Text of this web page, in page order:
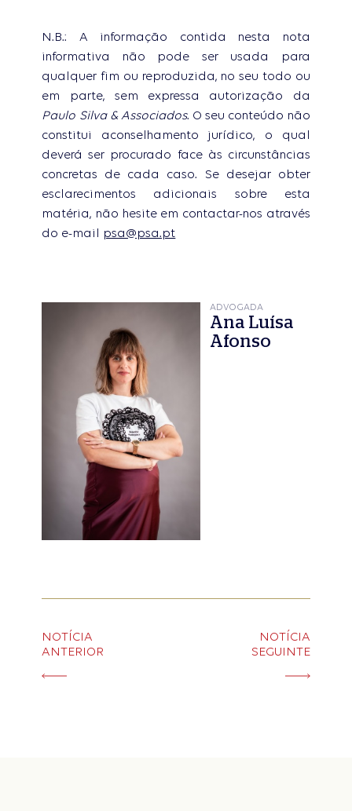
N.B.: A informação contida nesta nota
informativa não pode ser usada para
qualquer fim ou reproduzida, no seu todo ou
em parte, sem expressa autorização da
Paulo Silva & Associados. O seu conteúdo não
constitui aconselhamento jurídico, o qual
deverá ser procurado face às circunstâncias
concretas de cada caso. Se desejar obter
esclarecimentos adicionais sobre esta
matéria, não hesite em contactar-nos através
do e-mail
psa@psa.pt
ADVOGADA
Ana Luísa
Afonso
NOTÍCIA
ANTERIOR
NOTÍCIA
SEGUINTE